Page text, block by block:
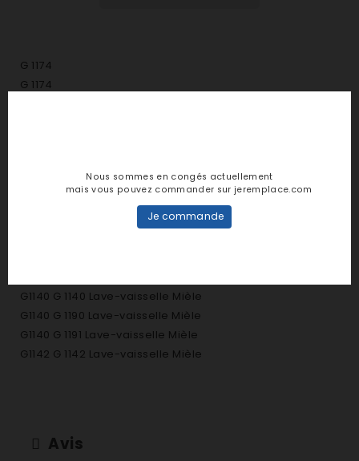
G 1174
G 1174
G1040 G 1041 Lave-vaisselle Mièle
G1040 G 1040 Lave-vaisselle Mièle
G1042 G 1042 Lave-vaisselle Mièle
G1140 G 1140 Lave-vaisselle Mièle
G1140 G 1190 Lave-vaisselle Mièle
G1140 G 1191 Lave-vaisselle Mièle
G1142 G 1142 Lave-vaisselle Mièle
G1162 G 1162 L-sselle Mièle
Avis
Nous sommes en congés actuellement
mais vous pouvez commander sur jeremplace.com
Je commande